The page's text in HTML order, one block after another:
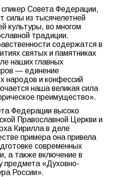
Совета Федерации,
силы из тысячелетней
культуры, во многом
традиции.
содержатся в
святых и памятниках
наших главных
— единение
народов и конфессий
наша великая сила
преимущество».
Федерации высоко
Православной Церкви и
Кирилла в деле
примера она привела
современных
а также включение в
предмета «Духовно-
России».